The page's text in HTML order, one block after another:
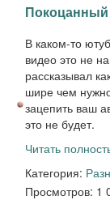
В каком-то
видео это не
рассказывал
шире чем
зацепить ваш
это не будет.
Читать
Категория:
Просмотров: 1